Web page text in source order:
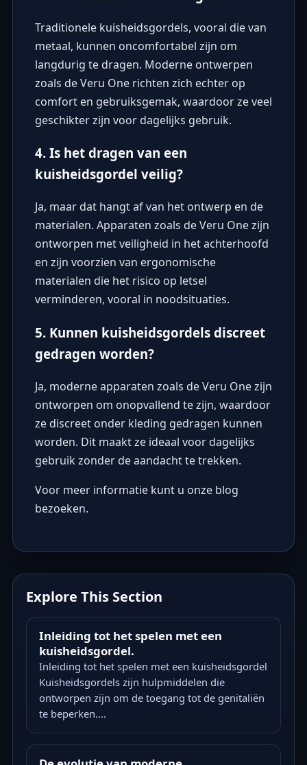
Traditionele kuisheidsgordels, vooral die van
metaal, kunnen oncomfortabel zijn om
langdurig te dragen. Moderne ontwerpen
zoals de Veru One richten zich echter op
comfort en gebruiksgemak, waardoor ze veel
geschikter zijn voor dagelijks gebruik.
4. Is het dragen van een
kuisheidsgordel veilig?
Ja, maar dat hangt af van het ontwerp en de
materialen. Apparaten zoals de Veru One zijn
ontworpen met veiligheid in het achterhoofd
en zijn voorzien van ergonomische
materialen die het risico op letsel
verminderen, vooral in noodsituaties.
5. Kunnen kuisheidsgordels discreet
gedragen worden?
Ja, moderne apparaten zoals de Veru One zijn
ontworpen om onopvallend te zijn, waardoor
ze discreet onder kleding gedragen kunnen
worden. Dit maakt ze ideaal voor dagelijks
gebruik zonder de aandacht te trekken.
Voor meer informatie kunt u onze blog
bezoeken.
Explore This Section
Inleiding tot het spelen met een
kuisheidsgordel.
Inleiding tot het spelen met een kuisheidsgordel
Kuisheidsgordels zijn hulpmiddelen die
ontworpen zijn om de toegang tot de genitaliën
te beperken....